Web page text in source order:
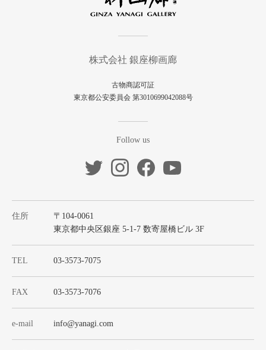
株式会社 銀座柳画廊
古物商認可証
東京都公安委員会 第3010699042088号
Follow us
住所
〒104-0061
東京都中央区銀座 5-1-7 数寄屋橋ビル 3F
TEL 03-3573-7075
FAX 03-3573-7076
e-mail info@yanagi.com